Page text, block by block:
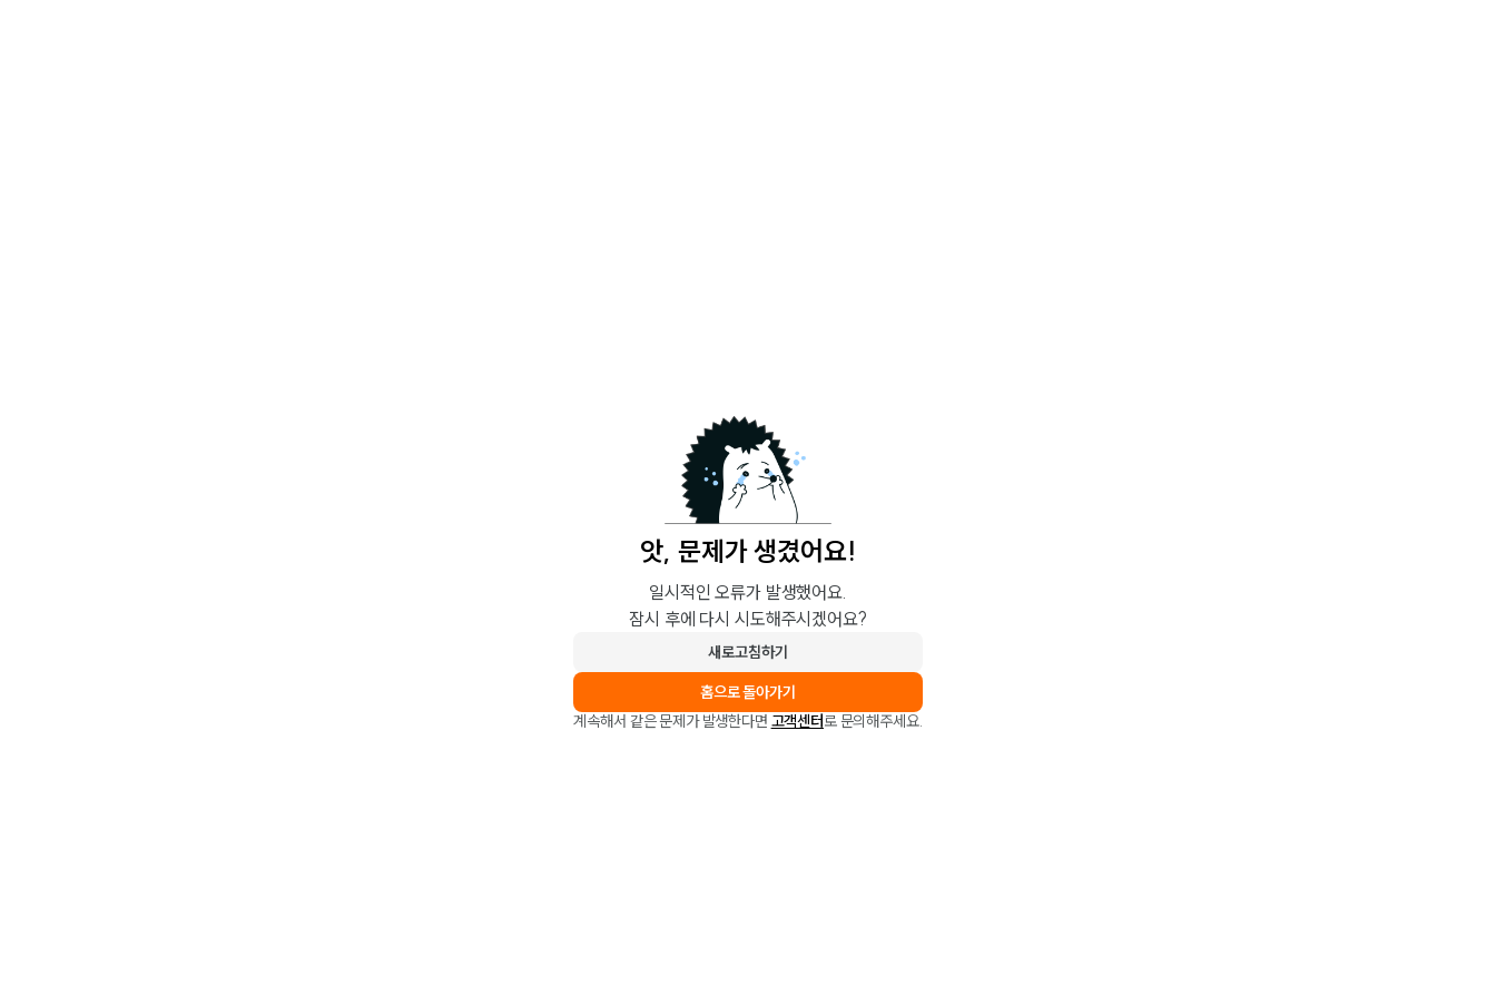
앗, 문제가 생겼어요!
일시적인 오류가 발생했어요.
잠시 후에 다시 시도해주시겠어요?
새로고침하기
홈으로 돌아가기
계속해서 같은 문제가 발생한다면 고객센터로 문의해주세요.